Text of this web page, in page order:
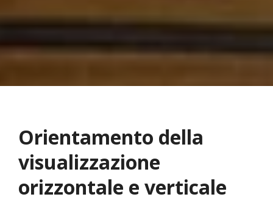
Orientamento della
visualizzazione
orizzontale e verticale